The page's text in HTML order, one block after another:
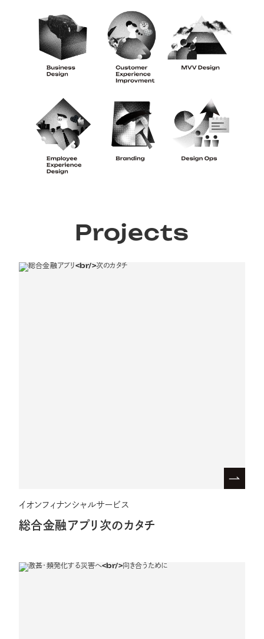
Projects
イオンフィナンシャルサービス
総合金融アプリ 次のカタチ